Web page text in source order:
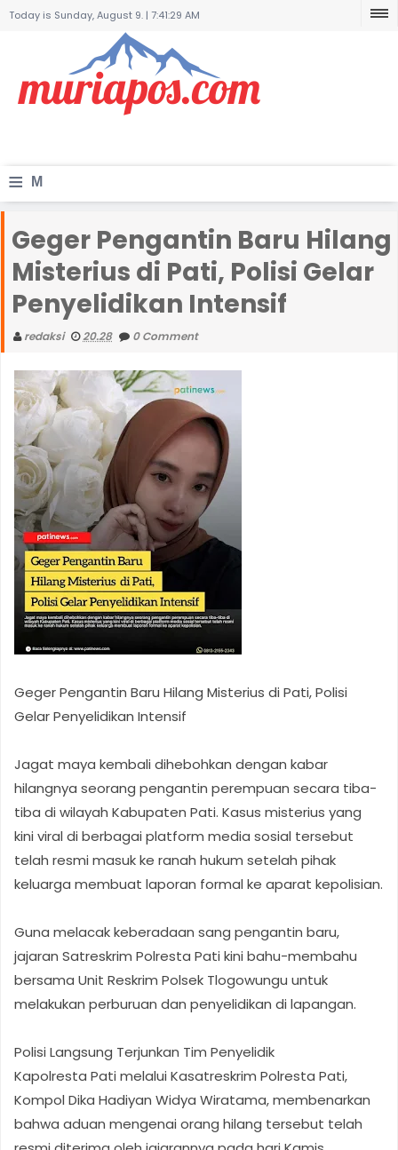
Today is Sunday, August 9. | 7:41:29 AM
≡ M
n
u
Geger Pengantin Baru Hilang
Misterius di Pati, Polisi Gelar
Penyelidikan Intensif
redaksi 20.28 0 Comment
Geger Pengantin Baru Hilang Misterius di Pati, Polisi
Gelar Penyelidikan Intensif
Jagat maya kembali dihebohkan dengan kabar
hilangnya seorang pengantin perempuan secara tiba-
tiba di wilayah Kabupaten Pati. Kasus misterius yang
kini viral di berbagai platform media sosial tersebut
telah resmi masuk ke ranah hukum setelah pihak
keluarga membuat laporan formal ke aparat kepolisian.
Guna melacak keberadaan sang pengantin baru,
jajaran Satreskrim Polresta Pati kini bahu-membahu
bersama Unit Reskrim Polsek Tlogowungu untuk
melakukan perburuan dan penyelidikan di lapangan.
Polisi Langsung Terjunkan Tim Penyelidik
Kapolresta Pati melalui Kasatreskrim Polresta Pati,
Kompol Dika Hadiyan Widya Wiratama, membenarkan
bahwa aduan mengenai orang hilang tersebut telah